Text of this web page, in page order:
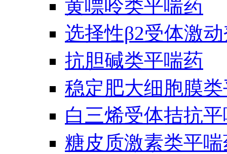
黄嘌呤类平喘药
选择性β2受体激
抗胆碱类平喘药
稳定肥大细胞膜
白三烯受体拮抗
糖皮质激素类平